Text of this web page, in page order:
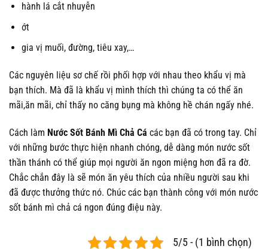
hành lá cắt nhuyễn
ớt
gia vị muối, đường, tiêu xay,…
Các nguyên liệu sơ chế rồi phối hợp với nhau theo khẩu vị mà
bạn thích. Mà đã là khẩu vị mình thích thì chúng ta có thể ăn
mãi,ăn mãi, chỉ thấy no căng bụng mà không hề chán ngấy nhé.
Cách làm Nước Sốt Bánh Mì Chả Cá các bạn đã có trong tay. Chỉ
với những bước thực hiện nhanh chóng, dễ dàng món nước sốt
thần thánh có thể giúp mọi người ăn ngon miệng hơn đã ra đờ.
Chắc chắn đây là sẽ món ăn yêu thích của nhiều người sau khi
đã được thưởng thức nó. Chúc các bạn thành công với món nước
sốt bánh mì chả cá ngon đúng điệu này.
5/5 - (1 bình chọn)